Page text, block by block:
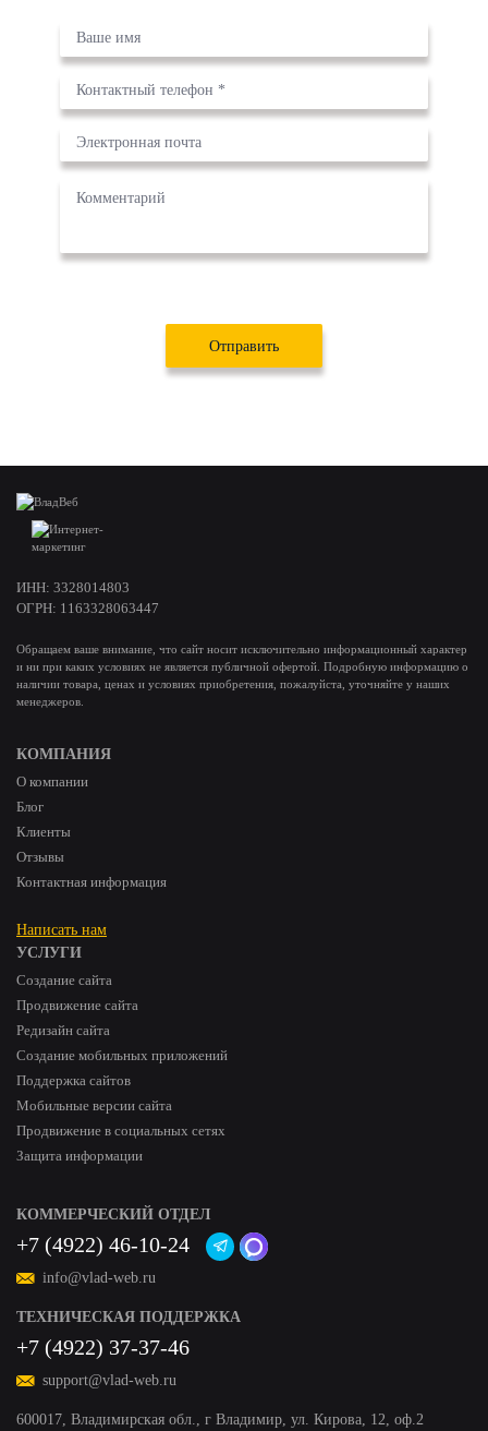
ИНН: 3328014803
ОГРН: 1163328063447
Обращаем ваше внимание, что сайт носит исключительно информационный характер
и ни при каких условиях не является публичной офертой. Подробную информацию о
наличии товара, ценах и условиях приобретения, пожалуйста, уточняйте у наших
менеджеров.
УСЛУГИ
Создание сайта
Продвижение сайта
Редизайн сайта
Создание мобильных приложений
Поддержка сайтов
Мобильные версии сайта
Продвижение в социальных сетях
Защита информации
КОМПАНИЯ
О компании
Блог
Клиенты
Отзывы
Контактная информация
Написать нам
КОММЕРЧЕСКИЙ ОТДЕЛ
+7 (4922) 46-10-24
info@vlad-web.ru
ТЕХНИЧЕСКАЯ ПОДДЕРЖКА
+7 (4922) 37-37-46
support@vlad-web.ru
600017, Владимирская обл., г Владимир, ул. Кирова, 12, оф.2